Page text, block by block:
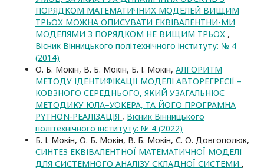
ПОРЯДКОМ МАТЕМАТИЧНИХ МОДЕЛЕЙ ВИЩИМ
ТРЬОХ МОЖНА ОПИСУВАТИ ЕКВІВАЛЕНТНИ-МИ
МОДЕЛЯМИ З ПОРЯДКОМ НЕ ВИЩИМ ТРЬОХ ,
Вісник Вінницького політехнічного інституту: № 4
(2014)
О. Б. Мокін, В. Б. Мокін, Б. І. Мокін, АЛГОРИТМ
МЕТОДУ ІДЕНТИФІКАЦІЇ МОДЕЛІ АВТОРЕГРЕСІЇ –
КОВЗНОГО СЕРЕДНЬОГО, ЯКИЙ УЗАГАЛЬНЮЄ
МЕТОДИКУ ЮЛА–УОКЕРА, ТА ЙОГО ПРОГРАМНА
PYTHON-РЕАЛІЗАЦІЯ , Вісник Вінницького
політехнічного інституту: № 4 (2022)
Б. І. Мокін, О. Б. Мокін, В. Б. Мокін, С. О. Довгополюк,
СИНТЕЗ ЕКВІВАЛЕНТНОЇ МАТЕМАТИЧНОЇ МОДЕЛІ
ДЛЯ СИСТЕМНОГО АНАЛІЗУ СКЛАДНОЇ СИСТЕМИ ,